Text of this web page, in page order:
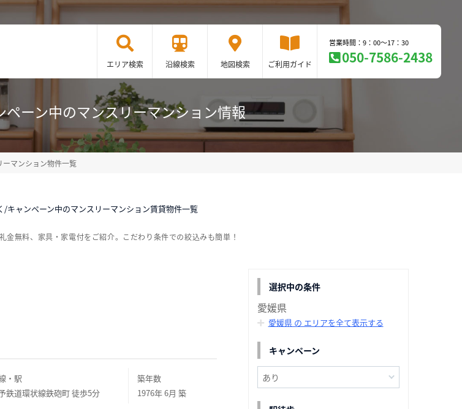
エリア検索 沿線検索 地図検索 ご利用ガイド
営業時間：9：00～17：30
050-7586-2438
ーン中のマンスリーマンション情報
ーマンション物件一覧
/キャンペーン中のマンスリーマンション賃貸物件一覧
・駅
鉄道環状線鉄砲町 徒歩5分
築年数
1976年 6月 築
無料、家具・家電付をご紹介。こだわり条件での絞込みも簡単！
選択中の条件
愛媛県
愛媛県 の エリアを全て表示する
キャンペーン